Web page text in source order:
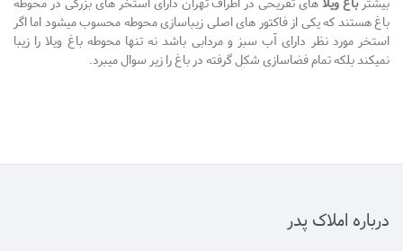
باغ هستند که یکی از فاکتور های اصلی زیباسازی محوطه محسوب میشود اما اگر
استخر مورد نظر دارای آب سبز و مردابی باشد نه تنها محوطه باغ ویلا را زیبا
نمیکند بلکه تمام فضاسازی شکل گرفته در باغ را زیر سوال میبرد.
درباره املاک پدر